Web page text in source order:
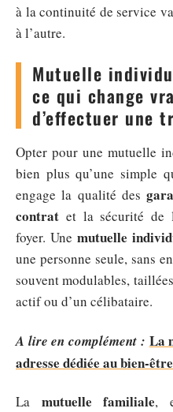
à la continuité de service
à l’autre.
Mutuelle
ce qui change
d’effectuer une
Opter pour une mutuelle
bien plus qu’une simple
engage la qualité des
contrat et la sécurité de
foyer. Une mutuelle
une personne seule, sans
souvent modulables,
actif ou d’un célibataire.
A lire en complément : La
adresse dédiée au bien-
La mutuelle familiale,